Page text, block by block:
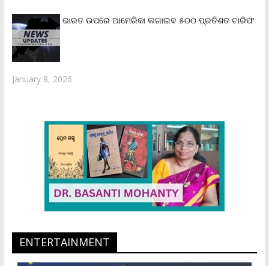
ଭାରତ ଉପରେ ଆମେରିକା ଲଗାଇବ ୫୦୦ ପ୍ରତିଶତ ଟାରିଫ
January 8, 2026
ENTERTAINMENT